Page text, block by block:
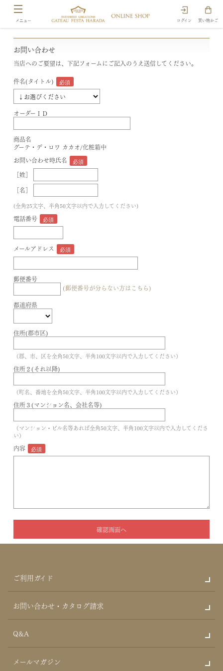
ログイン 買い物かご
お問い合わせ
当店へのご要望は、下記フォームにご記入のうえ送信してください。
件名(タイトル)
オーダーＩＤ
商品名
グーテ・デ・ロワ カカオ/化粧箱中
お問い合わせ時氏名
［姓］
［名］
(全角25文字、半角50文字以内で入力してください)
電話番号
メールアドレス
郵便番号
(郵便番号が分らない方はこちら)
都道府県
住所(郡市区)
（郡、市、区を全角50文字、半角100文字以内で入力してください）
住所２(それ以降)
（町名、番地を全角50文字、半角100文字以内で入力してください）
住所３(マンション名、会社名等)
（マンション・ビル名等あれば全角50文字、半角100文字以内で入力してくださ
い）
内容
ご利用ガイド
お問い合わせ・カタログ請求
Q&A
メールマガジン